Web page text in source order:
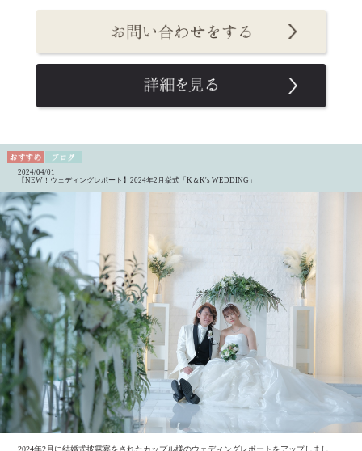
2024/04/01
【NEW！ウェディングレポート】2024年2月挙式「K＆K's WEDDING」
2024年2月に結婚式披露宴をされたカップル様のウェディングレポートをアップしまし